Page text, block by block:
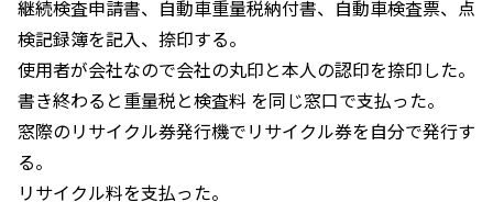
継続検査申請書、自動車重量税納付書、自動車検査票、点
検記録簿を記入、捺印する。
使用者が会社なので会社の丸印と本人の認印を捺印した。
書き終わると重量税と検査料 を同じ窓口で支払った。
窓際のリサイクル券発行機でリサイクル券を自分で発行す
る。
リサイクル料を支払った。